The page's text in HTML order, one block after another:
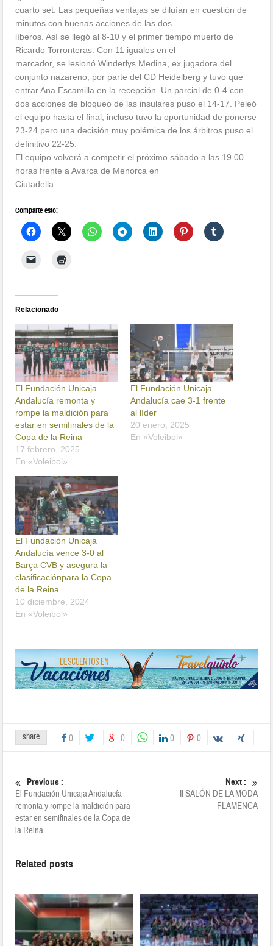
cuarto set. Las pequeñas ventajas se diluían en cuestión de
minutos con buenas acciones de las dos
líberos. Así se llegó al 8-10 y el primer tiempo muerto de
Ricardo Torronteras. Con 11 iguales en el
marcador, se lesionó Winderlys Medina, ex jugadora del
conjunto nazareno, por parte del CD Heidelberg y tuvo que
entrar Ana Escamilla en la recepción. Un parcial de 0-4 con
dos acciones de bloqueo de las insulares puso el 14-17. Peleó
el equipo hasta el final, incluso tuvo la oportunidad de ponerse
23-24 pero una decisión muy polémica de los árbitros puso el
definitivo 22-25.
El equipo volverá a competir el próximo sábado a las 19.00
horas frente a Avarca de Menorca en
Ciutadella.
Comparte esto:
Relacionado
El Fundación Unicaja
Andalucía remonta y
rompe la maldición para
estar en semifinales de la
Copa de la Reina
17 febrero, 2025
En «Voleibol»
El Fundación Unicaja
Andalucía cae 3-1 frente
al líder
20 enero, 2025
En «Voleibol»
El Fundación Unicaja
Andalucía vence 3-0 al
Barça CVB y asegura la
clasificaciónpara la Copa
de la Reina
10 diciembre, 2024
En «Voleibol»
share 0 0 0 0
Previous :
El Fundación Unicaja Andalucía
remonta y rompe la maldición para
estar en semifinales de la Copa de
la Reina
Next :
II SALÓN DE LA MODA
FLAMENCA
Related posts